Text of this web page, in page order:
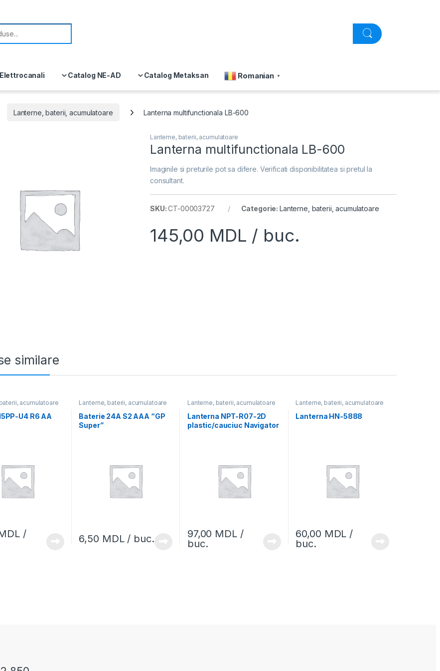
Catalog NE-AD Catalog Metaksan Romanian ▼
Lanterne, baterii, acumulatoare Lanterna multifunctionala LB-600
Lanterne, baterii, acumulatoare
Lanterna multifunctionala LB-600
Imaginile si preturile pot sa difere. Verificati disponibilitatea si pretul la
consultant.
SKU:CT-00003727 Categorie: Lanterne, baterii, acumulatoare
145,00 MDL / buc.
similare
acumulatoare
U4 R6 AA
/
Lanterne, baterii, acumulatoare
Baterie 24A S2 AAA “GP
Super”
6,50 MDL/ buc.
Lanterne, baterii, acumulatoare
Lanterna NPT-R07-2D
plastic/cauciuc Navigator
97,00 MDL/
buc.
Lanterne, baterii, acumulatoare
Lanterna HN-5888
60,00 MDL /
buc.